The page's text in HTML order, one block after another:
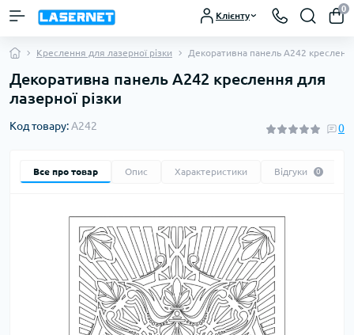
Клієнту
0
Креслення для лазерної різки Декоративна панель A242
Декоративна панель A242 креслення для
лазерної різки
Код товару:A242 0
Все про товар Опис Характеристики Відгуки 0